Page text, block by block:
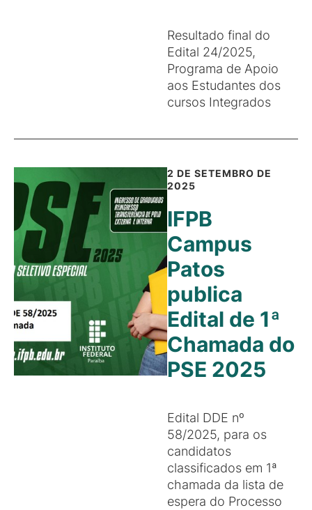
Resultado final do
Edital 24/2025,
Programa de Apoio
aos Estudantes dos
cursos Integrados
2 DE SETEMBRO DE
2025
IFPB
Campus
Patos
publica
Edital de 1ª
Chamada do
PSE 2025
Edital DDE nº
58/2025, para os
candidatos
classificados em 1ª
chamada da lista de
espera do Processo